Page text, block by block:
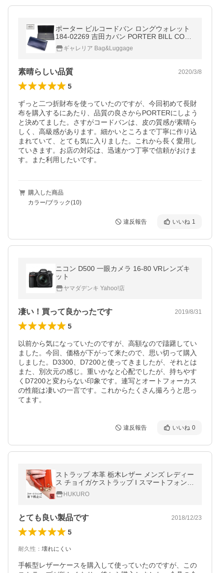
ポーター ビルコードバン ロングウォレット
184-02269 吉田カバン PORTER BILL COR
DVAN LONG WALLET 長財布 メンズ 本革 ブ
ランド レディース 小銭入れ 日本製
ギャレリア Bag&Luggage
素晴らしい品質 2020/3/8
5
ずっと二つ折財布を使っていたのですが、今回初めて長財
布を購入するにあたり、品質の良さからPORTERにしよう
と決めてました。さすがコードバンは、皮の質感が素晴ら
しく、高級感があります。細かいところまで丁寧に作り込
まれていて、とても気に入りました。これから長く愛用し
ていきます。お店の対応は、迅速かつ丁寧で信頼がおけま
す。また利用したいです。
購入した商品
カラー/ブラック(10)
違反報告 いいね 1
ニコン D500 一眼カメラ 16-80 VRレンズキ
ット
ヤマダデンキ Yahoo!店
凄い！買って良かったです 2019/8/31
5
以前から気になっていたのですが、高額なので躊躇してい
ました。今回、価格が下がって来たので、思い切って購入
しました。D3300、D7200と使ってきましたが、それとは
また、別次元の感じ。重いかなと心配でしたが、持ちやす
くD7200と変わらない印象です。連写とオートフォーカス
の性能は凄いの一言です。これからたくさん撮ろうと思っ
てます。
違反報告 いいね 0
ストラップ 本革 栃木レザー メンズ レディー
ス チョイガケストラップ I スマートフォン i
phone 落下防止 シンプル 日本製 HUKURO
フクロ
HUKURO
とても良い製品です 2018/12/23
5
耐久性 ： 壊れにくい
手帳型レザーケースを購入して使っていたのですが、この